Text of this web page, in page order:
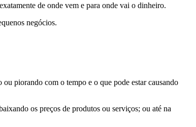
de onde vem e para onde vai o dinheiro.
negócios.
piorando com o tempo e o que pode estar causando
os preços de produtos ou serviços; ou até na